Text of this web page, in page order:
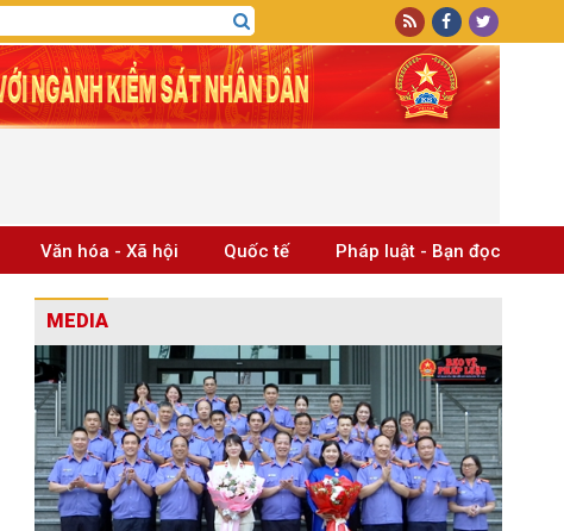
Văn hóa - Xã hội Quốc tế Pháp luật - Bạn đọc
MEDIA